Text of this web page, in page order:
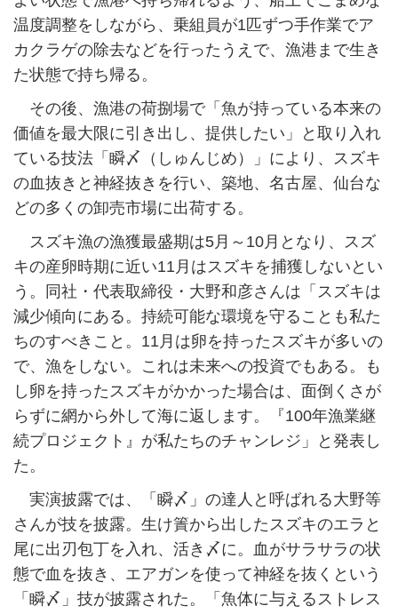
温度調整をしながら、乗組員が1匹ずつ手作業でア
カクラゲの除去などを行ったうえで、漁港まで生き
た状態で持ち帰る。
その後、漁港の荷捌場で「魚が持っている本来の
価値を最大限に引き出し、提供したい」と取り入れ
ている技法「瞬〆（しゅんじめ）」により、スズキ
の血抜きと神経抜きを行い、築地、名古屋、仙台な
どの多くの卸売市場に出荷する。
スズキ漁の漁獲最盛期は5月～10月となり、スズ
キの産卵時期に近い11月はスズキを捕獲しないとい
う。同社・代表取締役・大野和彦さんは「スズキは
減少傾向にある。持続可能な環境を守ることも私た
ちのすべきこと。11月は卵を持ったスズキが多いの
で、漁をしない。これは未来への投資でもある。も
し卵を持ったスズキがかかった場合は、面倒くさが
らずに網から外して海に返します。『100年漁業継
続プロジェクト』が私たちのチャンレジ」と発表し
た。
実演披露では、「瞬〆」の達人と呼ばれる大野等
さんが技を披露。生け簀から出したスズキのエラと
尾に出刃包丁を入れ、活き〆に。血がサラサラの状
態で血を抜き、エアガンを使って神経を抜くという
「瞬〆」技が披露された。「魚体に与えるストレス